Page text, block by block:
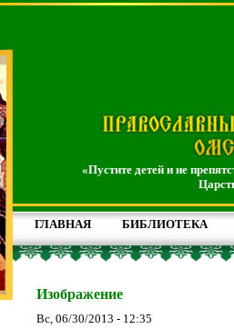
«Пустите детей и не
ГЛАВНАЯ БИБЛИОТЕКА
Изображение
Вс, 06/30/2013 - 12:35